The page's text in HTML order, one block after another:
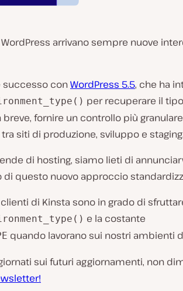
arrivano sempre nuove
successo conWordPress 5.5, che ha
per recuperare il
fornire un controllo più
siti di produzione, sviluppo e staging.
di hosting, siamo lieti di
di questo nuovo approccio
di Kinsta sono in grado di
e la costante
quando lavorano sui nostri ambienti
sui futuri aggiornamenti, non